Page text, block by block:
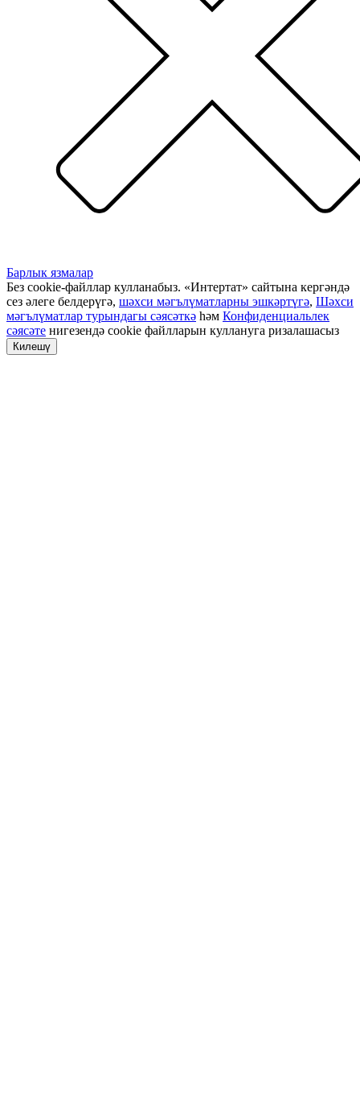
Барлык язмалар
Без cookie-файллар кулланабыз. «Интертат» сайтына кергәндә
сез әлеге белдерүгә, шәхси мәгълүматларны эшкәртүгә, Шәхси
мәгълүматлар турындагы сәясәткә һәм Конфиденциальлек
сәясәте нигезендә cookie файлларын куллануга ризалашасыз
Килешү